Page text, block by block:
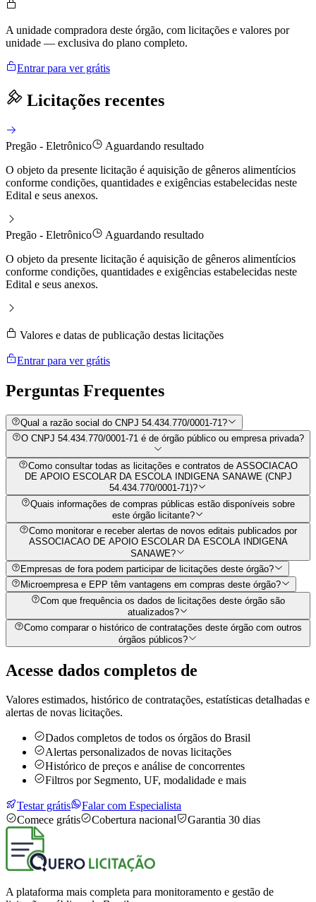
A unidade compradora deste órgão, com licitações e valores por
unidade — exclusiva do plano completo.
Entrar para ver grátis
Licitações recentes
Pregão - Eletrônico
Aguardando resultado
O objeto da presente licitação é aquisição de gêneros alimentícios
conforme condições, quantidades e exigências estabelecidas neste
Edital e seus anexos.
Pregão - Eletrônico
Aguardando resultado
O objeto da presente licitação é aquisição de gêneros alimentícios
conforme condições, quantidades e exigências estabelecidas neste
Edital e seus anexos.
Valores e datas de publicação destas licitações
Entrar para ver grátis
Perguntas Frequentes
Qual a razão social do CNPJ 54.434.770/0001-71?
O CNPJ 54.434.770/0001-71 é de órgão público ou empresa privada?
Como consultar todas as licitações e contratos de ASSOCIACAO
DE APOIO ESCOLAR DA ESCOLA INDIGENA SANAWE (CNPJ
54.434.770/0001-71)?
Quais informações de compras públicas estão disponíveis sobre
este órgão licitante?
Como monitorar e receber alertas de novos editais publicados por
ASSOCIACAO DE APOIO ESCOLAR DA ESCOLA INDIGENA
SANAWE?
Empresas de fora podem participar de licitações deste órgão?
Microempresa e EPP têm vantagens em compras deste órgão?
Com que frequência os dados de licitações deste órgão são
atualizados?
Como comparar o histórico de contratações deste órgão com outros
órgãos públicos?
Acesse dados completos de
Valores estimados, histórico de contratações, estatísticas detalhadas e
alertas de novas licitações.
Dados completos de todos os órgãos do Brasil
Alertas personalizados de novas licitações
Histórico de preços e análise de concorrentes
Filtros por Segmento, UF, modalidade e mais
Testar grátis
Falar com Especialista
Comece grátis
Cobertura nacional Garantia 30 dias
A plataforma mais completa para monitoramento e gestão de